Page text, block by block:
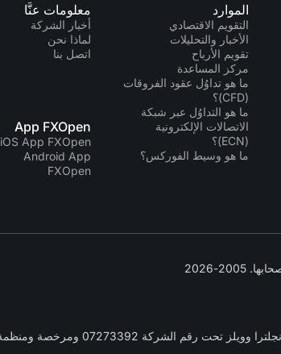
الموارد
التقويم الاقتصادي
الأخبار والتحليلات
تقويم الأرباح
مركز المساعدة
ما هو تداوُل عقود الفروقات
(CFD)؟
ما هو التداوُل عبر شبكة
الاتصالات الإلكترونية
(ECN)؟
ما هو وسيط الفوركس؟
معلومات عنَّا
أخبار الشركة
لماذا نحن
اتصل بنا
App FXOpen
iOS App FXOpen
Android App
FXOpen